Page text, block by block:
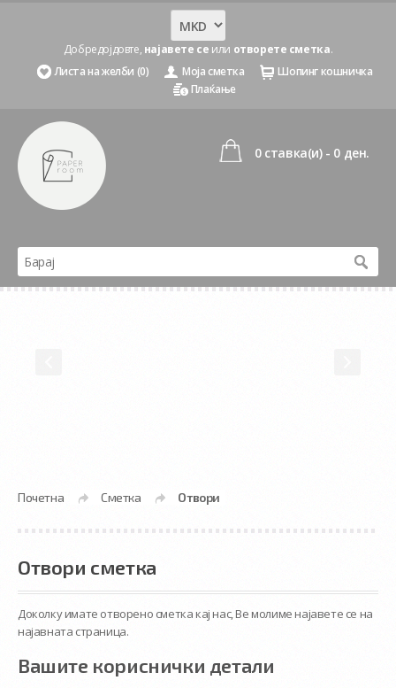
Добредојдовте, најавете се или отворете сметка.
Листа на желби (0)
Моја сметка
Шопинг кошничка
Плаќање
0 ставка(и) - 0 ден.
Почетна » Сметка » Отвори
Отвори сметка
Доколку имате отворено сметка кај нас, Ве молиме најавете се на
најавната страница.
Вашите кориснички детали